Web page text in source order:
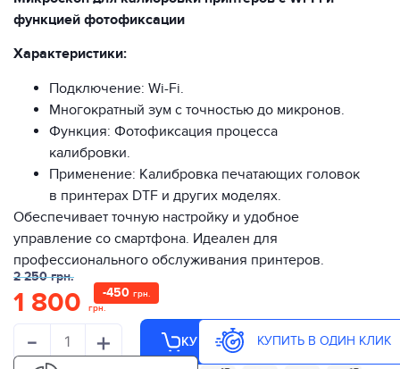
функцией фотофиксации
Характеристики:
Подключение: Wi-Fi.
Многократный зум с точностью до микронов.
Функция: Фотофиксация процесса
калибровки.
Применение: Калибровка печатающих головок
в принтерах DTF и других моделях.
Обеспечивает точную настройку и удобное
управление со смартфона. Идеален для
профессионального обслуживания принтеров.
-450 грн.
2 250грн.
1 800 грн.
- + КУПИТЬ КУПИТЬ В ОДИН КЛИК